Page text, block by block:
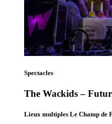
Spectacles
The Wackids –
Lieux multiples Le Champ de